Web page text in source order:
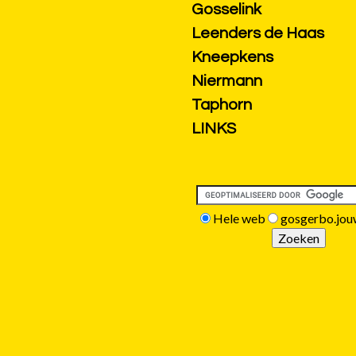
Gosselink
Leenders de Haas
Kneepkens
Niermann
Taphorn
LINKS
Hele web